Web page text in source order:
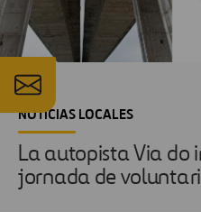
NOTICIAS LOCALES
La autopista Via do
jornada de